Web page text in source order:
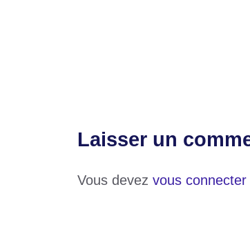
Laisser un
Vous devez vous connecter